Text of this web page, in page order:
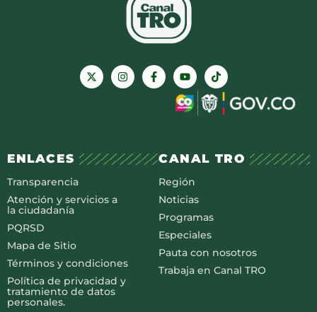
ENLACES
Transparencia
Atención y servicios a
la ciudadanía
PQRSD
Mapa de Sitio
Términos y condiciones
Política de privacidad y
tratamiento de datos
personales.
CANAL TRO
Región
Noticias
Programas
Especiales
Pauta con nosotros
Trabaja en Canal TRO